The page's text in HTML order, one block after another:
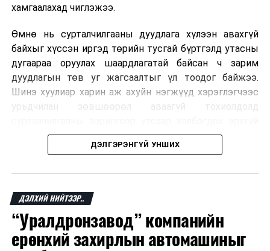
хамгаалахад чиглэжээ.
Өмнө нь сурталчилгааны дуудлага хүлээн авахгүй
байхыг хүссэн иргэд төрийн тусгай бүртгэлд утасны
дугаараа оруулах шаардлагатай байсан ч зарим
дуудлагын төв уг жагсаалтыг үл тоодог байжээ.
Шинэ хуулиар харин аж ахуйн нэгжүүд хэрэглэгчээс
урьдчилан зөвшөөрөл аваагүй тохиолдолд
болно. Иргэн өгсөн зөвшөөрлөө хүссэн үедээ цуцлах
Францын эрх баригчдын тооцоолсноор тус улсын
иргэдийн дөрөвний гурав орчим нь долоо хоног бүр
дор хаяж нэг удаа хүсээгүй сурталчилгааны дуудлага
хүлээн авдаг бөгөөд олон хүн үүнээс ч олон
дуудлагад өртдөг байна. Хэрэглэгчийн эрхийг
ДЭЛГЭРЭНГҮЙ УНШИХ
ДЭЛХИЙ НИЙТЭЭР..
“Уралдронзавод” компанийн
ерөнхий захирлын автомашиныг